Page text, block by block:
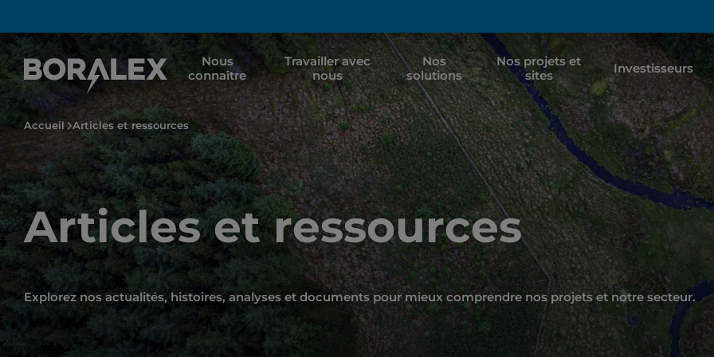
au
contenu
principal
Nous
connaître
Travailler avec
nous
Nos
solutions
Nos projets et
sites
Investisseurs
Accueil Articles et ressources
Articles et ressources
Explorez nos actualités, histoires, analyses et documents pour mieux comprendre nos projets et notre secteur.